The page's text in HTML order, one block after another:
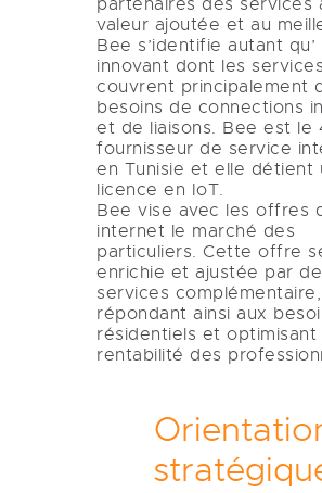
partenaires des services
valeur ajoutée et au
Bee s’identifie autant
innovant dont les services
couvrent principalement
besoins de connections
et de liaisons. Bee est le
fournisseur de service
en Tunisie et elle détient
licence en IoT.
Bee vise avec les offres
internet le marché des
particuliers. Cette offre
enrichie et ajustée par
services complémentaire,
répondant ainsi aux
résidentiels et optimisant
rentabilité des